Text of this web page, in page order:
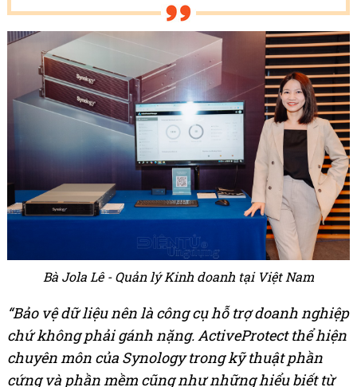
Bà Jola Lê - Quản lý Kinh doanh tại Việt Nam
“Bảo vệ dữ liệu nên là công cụ hỗ trợ doanh nghiệp
chứ không phải gánh nặng.ActiveProtect thể hiện
chuyên môn của Synology trong kỹ thuật phần
cứng và phần mềm cũng như những hiểu biết từ